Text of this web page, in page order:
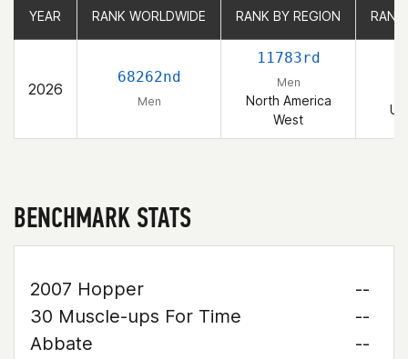
YEAR RANK WORLDWIDE RANK BY REGION
2026
68262nd
Men
11783rd
Men
North America
West
YEAR RANK WORLDWIDE RANK BY REGION
BENCHMARK STATS
2007 Hopper
--
30 Muscle-ups For Time
--
Abbate
--